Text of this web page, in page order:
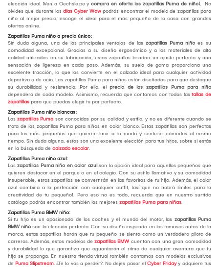
elección ideal. ¡Ven a Oechsle.pe y compra en oferta las zapatillas Puma de niño!.
No
olvides que durante los días Cyber Wow podrás encontrar el modelo de zapatillas para
niño al mejor precio, escoge el ideal para el más pequeño de la casa con grandes
ofertas online.
Zapatillas Puma niño a precio único:
Sin duda alguna, una de las principales ventajas de las zapatillas Puma niño es su
comodidad excepcional. Gracias a su diseño ergonómico y a los materiales de alta
calidad utilizados en su fabricación, estas zapatillas brindan un ajuste perfecto y una
sensación de ligereza en cada paso. Además, su suela de goma proporciona una
excelente tracción, lo que las convierte en el calzado ideal para cualquier actividad
deportiva o de ocio. Las zapatillas Puma para niños están diseñadas para que destaque
su durabilidad y resistencia. Por ello, el precio de las zapatillas Puma para niño
dependerá de cada modelo. Asimismo, recuerda que contamos con todas las tallas de
zapatillas para que puedas elegir tu par perfecto.
Zapatillas Puma niño blancas:
Las zapatillas Puma son conocidas por su calidad y estilo, y no es diferente cuando se
trata de las zapatillas Puma para niños en color blanco. Estas zapatillas son perfectas
para los más pequeños que quieren lucir a la moda y sentirse cómodos al mismo
tiempo. Sin duda alguna, estas son una excelente elección para tus hijos, sobre si estás
en la búsqueda de calzado escolar.
Zapatillas Puma niño azul:
Las zapatillas Puma niño en color azul son la opción ideal para aquellos pequeños que
quieren destacar en el parque o en el colegio. Con su estilo llamativo y su comodidad
insuperable, estas zapatillas se convertirán en las favoritas de tu hijo. Además, el color
azul combina a la perfección con cualquier outfit, ¡así que no habrá límites para la
creatividad de tu pequeño!. Pero eso no es todo, recuerda que en nuestro surtido
catálogo podrás encontrar también las mejores zapatillas Puma para niñas.
Zapatillas Puma BMW niño:
Si tu hijo es un apasionado de los coches y el mundo del motor, las zapatillas Puma
BMW niño son la elección perfecta. Con su diseño inspirado en los famosos autos de la
marca, estas zapatillas harán que tu pequeño se sienta como un verdadero piloto de
carreras. Además, estos modelos de zapatillas BMWcuentan con una gran comodidad
y durabilidad lo que garantiza que aguantarán el ritmo de cualquier aventura que tu
hijo se proponga. En nuestra tienda virtual también contamos con modelos exclusivos
de Puma Slipstream. ¿Te lo vas a perder?. No dejes pasar el Cyber Fridayy adquiere tus